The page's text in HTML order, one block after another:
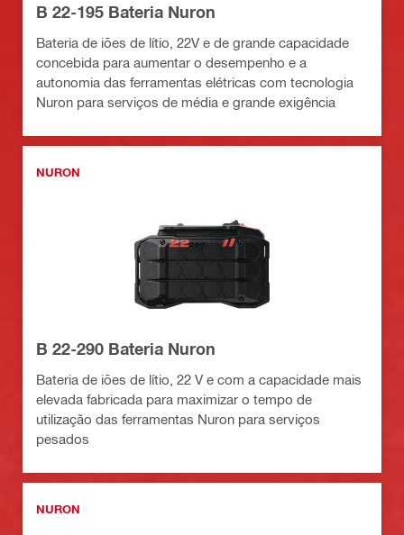
B 22-195 Bateria Nuron
Bateria de iões de lítio, 22V e de grande capacidade
concebida para aumentar o desempenho e a
autonomia das ferramentas elétricas com tecnologia
Nuron para serviços de média e grande exigência
NURON
B 22-290 Bateria Nuron
Bateria de iões de lítio, 22 V e com a capacidade mais
elevada fabricada para maximizar o tempo de
utilização das ferramentas Nuron para serviços
pesados
NURON